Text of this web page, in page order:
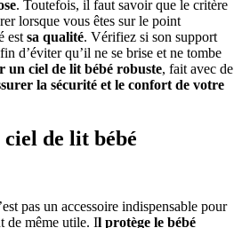
. Toutefois, il faut savoir que le critère
lorsque vous êtes sur le point
est sa qualité. Vérifiez si son support
d’éviter qu’il ne se brise et ne tombe
un ciel de lit bébé robuste, fait avec de
la sécurité et le confort de votre
de lit bébé
pas un accessoire indispensable pour
de même utile. Il protège le bébé